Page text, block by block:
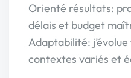
Orienté résultats:
délais et budget
Adaptabilité:
contextes variés et